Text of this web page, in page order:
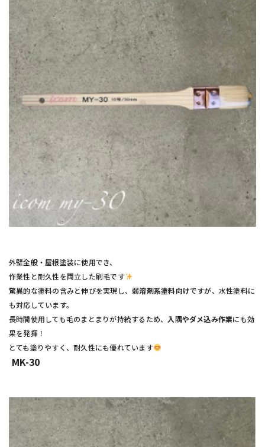
外壁全般・屋根塗装に使用でき、
作業性と耐久性を両立した刷毛です
驚異的な塗料の含みと伸びを実現し、弱溶剤系塗料向けですが、水性塗料に
も対応しています。
長時間使用しても毛のまとまりが持続するため、
入隅やダメ込み作業にも効
果を発揮！
とても塗りやすく、耐久性にも優れています
MK-30